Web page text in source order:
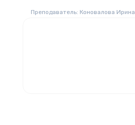
Преподаватель: Коновалова Ирина